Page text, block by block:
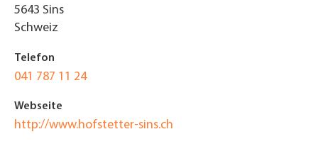
5643 Sins
Schweiz
Telefon
041 787 11 24
Webseite
http://www.hofstetter-sins.ch